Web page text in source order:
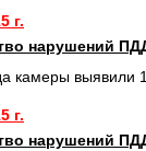
г.
нарушений
камеры
г.
нарушений